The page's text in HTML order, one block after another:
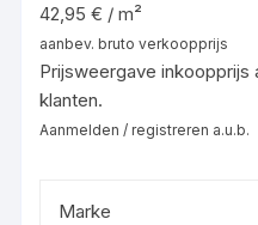
42,95 € / m²
aanbev. bruto verkoopprijs
Prijsweergave
klanten.
Aanmelden / registreren a.u.b.
Marke